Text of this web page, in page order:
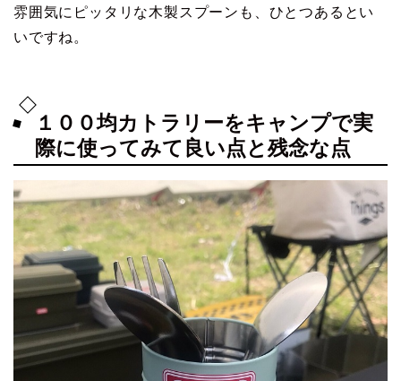
雰囲気にピッタリな木製スプーンも、ひとつあるとい
いですね。
１００均カトラリーをキャンプで実
際に使ってみて良い点と残念な点